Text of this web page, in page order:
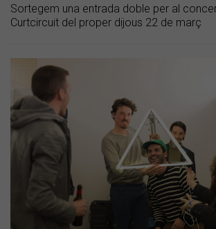
Sortegem una entrada doble per al
Curtcircuit del proper dijous 22 de març